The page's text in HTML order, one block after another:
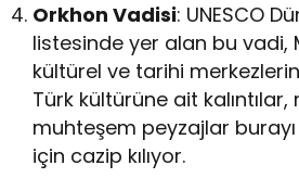
Orkhon Vadisi: UNESCO
listesinde yer alan bu vadi,
kültürel ve tarihi
Türk kültürüne ait
muhteşem peyzajlar
için cazip kılıyor.